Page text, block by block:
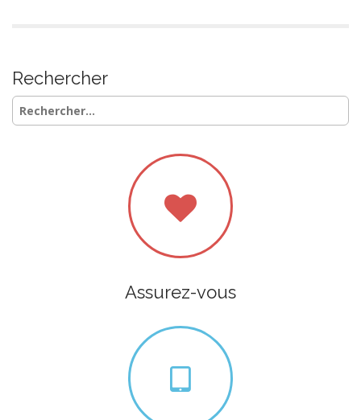
Rechercher
Rechercher :
Assurez-vous